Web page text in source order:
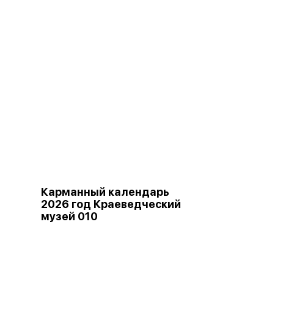
Карманный календарь
2026 год Краеведческий
музей 010